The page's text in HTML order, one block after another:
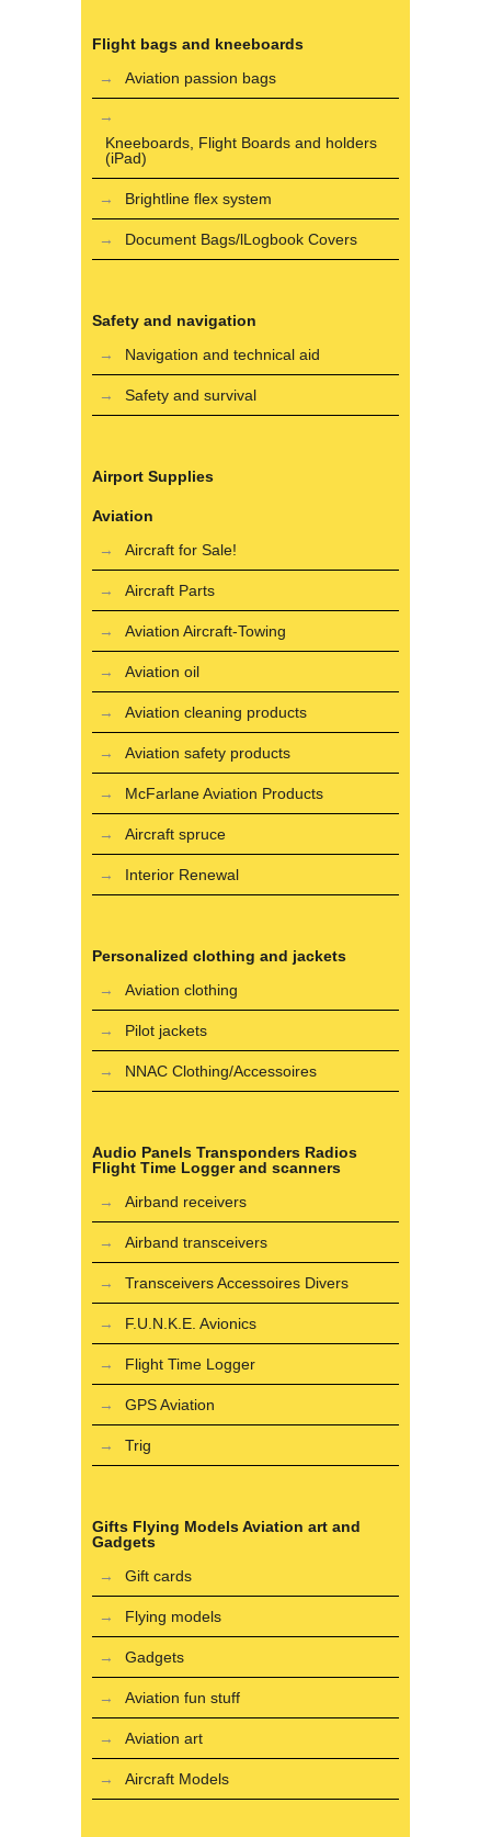
Flight bags and kneeboards
Aviation passion bags
Kneeboards, Flight Boards and holders
(iPad)
Brightline flex system
Document Bags/lLogbook Covers
Safety and navigation
Navigation and technical aid
Safety and survival
Airport Supplies
Aviation
Aircraft for Sale!
Aircraft Parts
Aviation Aircraft-Towing
Aviation oil
Aviation cleaning products
Aviation safety products
McFarlane Aviation Products
Aircraft spruce
Interior Renewal
Personalized clothing and jackets
Aviation clothing
Pilot jackets
NNAC Clothing/Accessoires
Audio Panels Transponders Radios
Flight Time Logger and scanners
Airband receivers
Airband transceivers
Transceivers Accessoires Divers
F.U.N.K.E. Avionics
Flight Time Logger
GPS Aviation
Trig
Gifts Flying Models Aviation art and
Gadgets
Gift cards
Flying models
Gadgets
Aviation fun stuff
Aviation art
Aircraft Models